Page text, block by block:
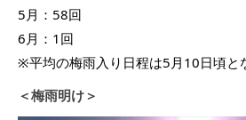
5月：58回
6月：1回
※平均の梅雨入り日程は5月10日頃と
＜梅雨明け＞